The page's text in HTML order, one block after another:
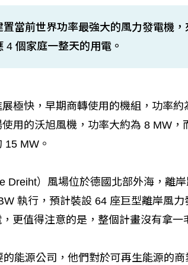
當前世界功率最強大的風力發電機
4 個家庭一整天的用電。
極快，早期商轉使用的機組，功率
用的沃旭風機，功率大約為 8 MW，
15 MW。
Dreiht）風場位於德國北部外海，離
執行，預計裝設 64 座巨型離岸風
更值得注意的是，整個計畫沒有拿一
能源公司，他們對於可再生能源的